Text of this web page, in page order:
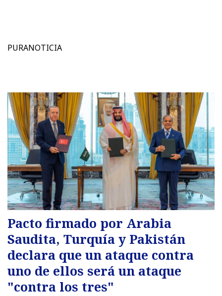
PURANOTICIA
Pacto firmado por Arabia
Saudita, Turquía y Pakistán
declara que un ataque contra
uno de ellos será un ataque
"contra los tres"